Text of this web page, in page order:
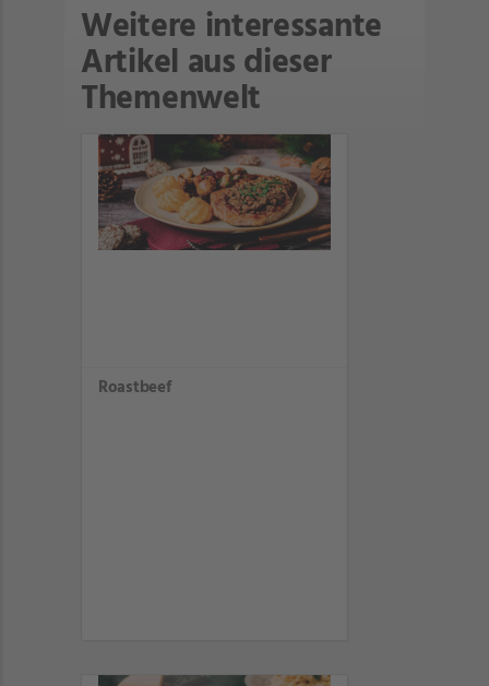
Weitere interessante
Artikel aus dieser
Themenwelt
Roastbeef